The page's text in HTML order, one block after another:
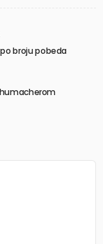
broju pobeda